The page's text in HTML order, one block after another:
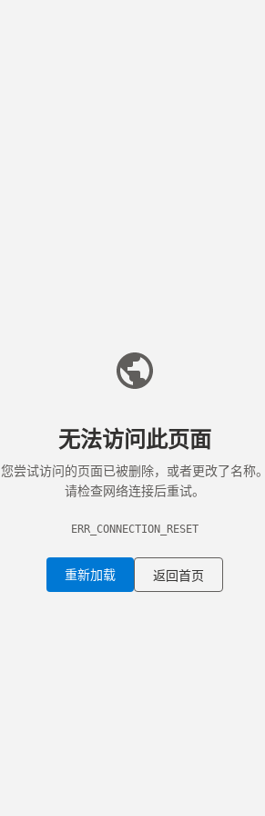
无法访问此页面
您尝试访问的页面已被删除，或者更改了名称。
请检查网络连接后重试。
ERR_CONNECTION_RESET
重新加载 返回首页